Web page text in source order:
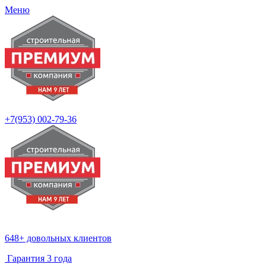
Меню
+7(953) 002-79-36
648+ довольных клиентов
Гарантия 3 года